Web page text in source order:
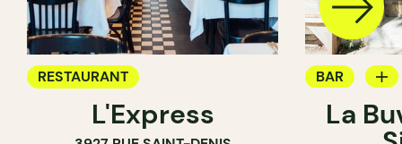
RESTAURANT
L'Express
BAR
BAR À VIN
La